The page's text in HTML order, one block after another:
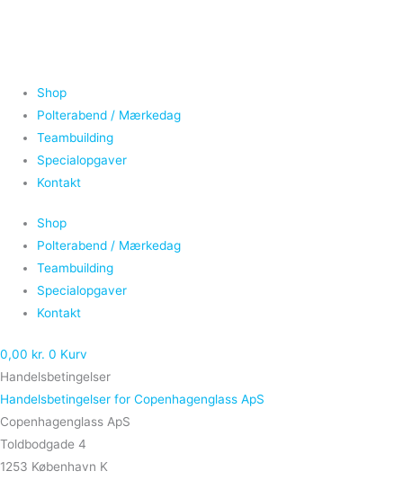
Shop
Polterabend / Mærkedag
Teambuilding
Specialopgaver
Kontakt
Shop
Polterabend / Mærkedag
Teambuilding
Specialopgaver
Kontakt
0,00 kr. 0 Kurv
Handelsbetingelser
Handelsbetingelser for Copenhagenglass ApS
Copenhagenglass ApS
Toldbodgade 4
1253 København K